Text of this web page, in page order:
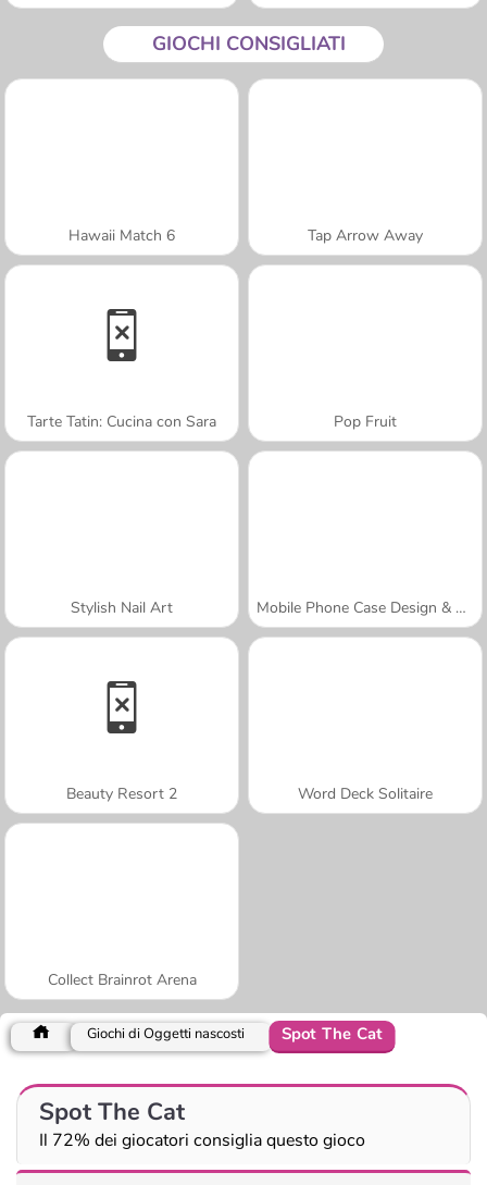
GIOCHI CONSIGLIATI
Hawaii Match 6 Tap Arrow Away
Tarte Tatin: Cucina con Sara Pop Fruit
Stylish Nail Art Mobile Phone Case Design & DIY
Beauty Resort 2 Word Deck Solitaire
Collect Brainrot Arena
Giochi di Oggetti nascosti Spot The Cat
Spot The Cat
Il 72% dei giocatori consiglia questo gioco